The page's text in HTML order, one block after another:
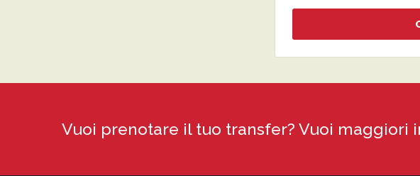
Vuoi prenotare il tuo transfer? Vuoi maggiori